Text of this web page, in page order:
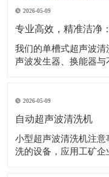
2026-05-09
我们的单槽式超声波
声波发生器、换能器
件表面的油污、粉尘、
便，用户只需加入清洗
2026-05-09
自动超声波清洗机
小型超声波清洗机注意事项 小型超声波清洗机是一
洗的设备，应用工矿